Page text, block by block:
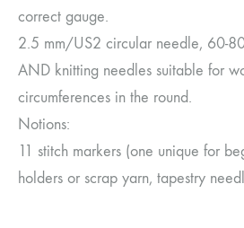
correct gauge.
2.5 mm/US2 circular needle, 60-
AND knitting needles suitable for
circumferences in the round.
Notions:
11 stitch markers (one unique for
holders or scrap yarn, tapestry